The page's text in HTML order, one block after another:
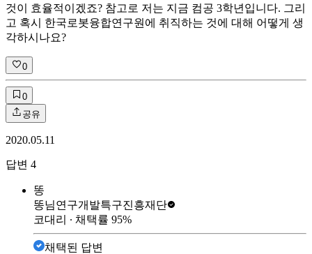
것이 효율적이겠죠? 참고로 저는 지금 컴공 3학년입니다. 그리
고 혹시 한국로봇융합연구원에 취직하는 것에 대해 어떻게 생
각하시나요?
0
0
공유
2020.05.11
답변 4
똥
똥님연구개발특구진흥재단
코대리 ∙ 채택률 95%
채택된 답변